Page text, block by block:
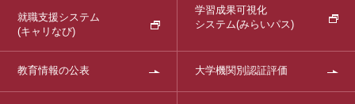
就職支援システム
(キャリなび)
学習成果可視化
システム(みらいパス)
教育情報の公表 大学機関別認証評価